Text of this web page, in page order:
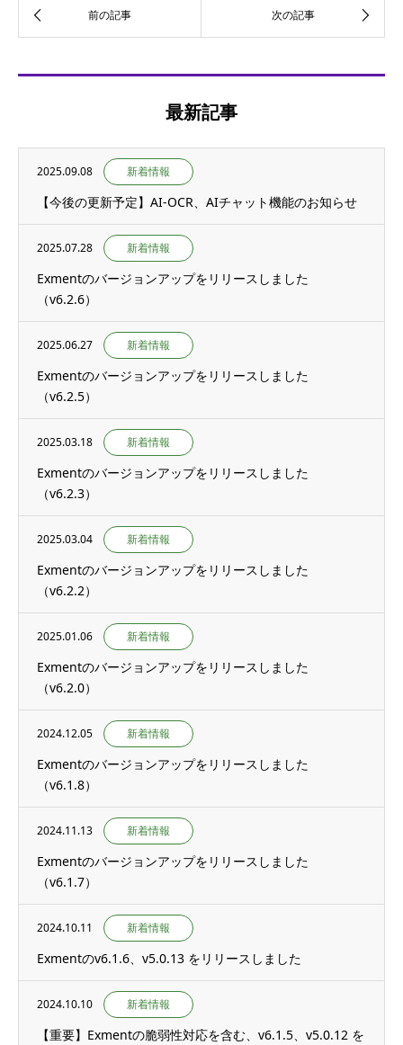
最新記事
2025.09.08 新着情報
【今後の更新予定】AI-OCR、AIチャット機能のお知らせ
2025.07.28 新着情報
Exmentのバージョンアップをリリースしました
（v6.2.6）
2025.06.27 新着情報
Exmentのバージョンアップをリリースしました
（v6.2.5）
2025.03.18 新着情報
Exmentのバージョンアップをリリースしました
（v6.2.3）
2025.03.04 新着情報
Exmentのバージョンアップをリリースしました
（v6.2.2）
2025.01.06 新着情報
Exmentのバージョンアップをリリースしました
（v6.2.0）
2024.12.05 新着情報
Exmentのバージョンアップをリリースしました
（v6.1.8）
2024.11.13 新着情報
Exmentのバージョンアップをリリースしました
（v6.1.7）
2024.10.11 新着情報
Exmentのv6.1.6、v5.0.13 をリリースしました
2024.10.10 新着情報
【重要】Exmentの脆弱性対応を含む、v6.1.5、v5.0.12 を